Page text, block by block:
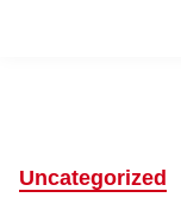
Uncategorized